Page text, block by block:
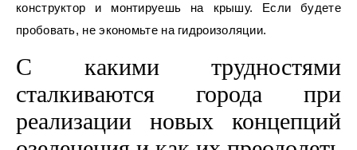
конструктор и монтируешь на крышу. Если будете
пробовать, не экономьте на гидроизоляции.
С какими трудностями
сталкиваются города при
реализации новых концепций